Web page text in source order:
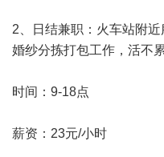
2、日结兼职：火车站附近
婚纱分拣打包工作，活不
时间：9-18点
薪资：23元/小时